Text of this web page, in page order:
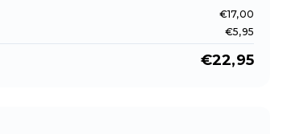
€17,00
€5,95
€22,95